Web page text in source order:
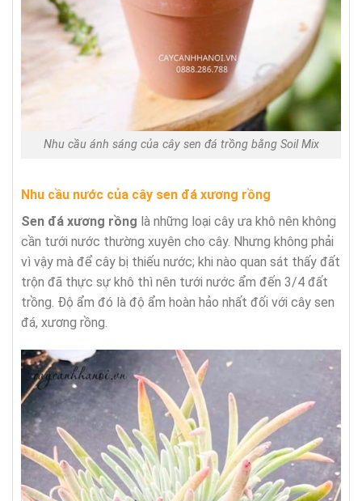
Nhu cầu ánh sáng của cây sen đá trồng bằng Soil Mix
Nhu cầu nước của cây sen đá xương rồng
Sen đá xương rồng là những loại cây ưa khô nên không
cần tưới nước thường xuyên cho cây. Nhưng không phải
vì vậy mà để cây bị thiếu nước; khi nào quan sát thấy đất
trộn đã thực sự khô thì nên tưới nước ẩm đến 3/4 đất
trồng. Độ ẩm đó là độ ẩm hoàn hảo nhất đối với cây sen
đá, xương rồng.